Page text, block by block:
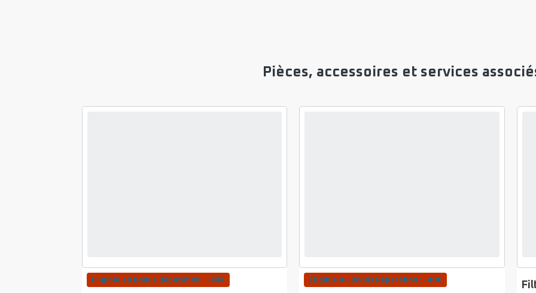
Pièces, accessoires et services
Eligible au Bonus Réparation : -40€ Eligible au Bonus Réparation : -40€
Note